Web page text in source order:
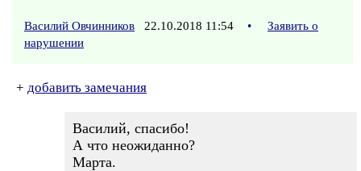
Василий Овчинников 22.10.2018 11:54 •
Заявить о
нарушении
+ добавить замечания
Василий, спасибо!
А что неожиданно?
Марта.